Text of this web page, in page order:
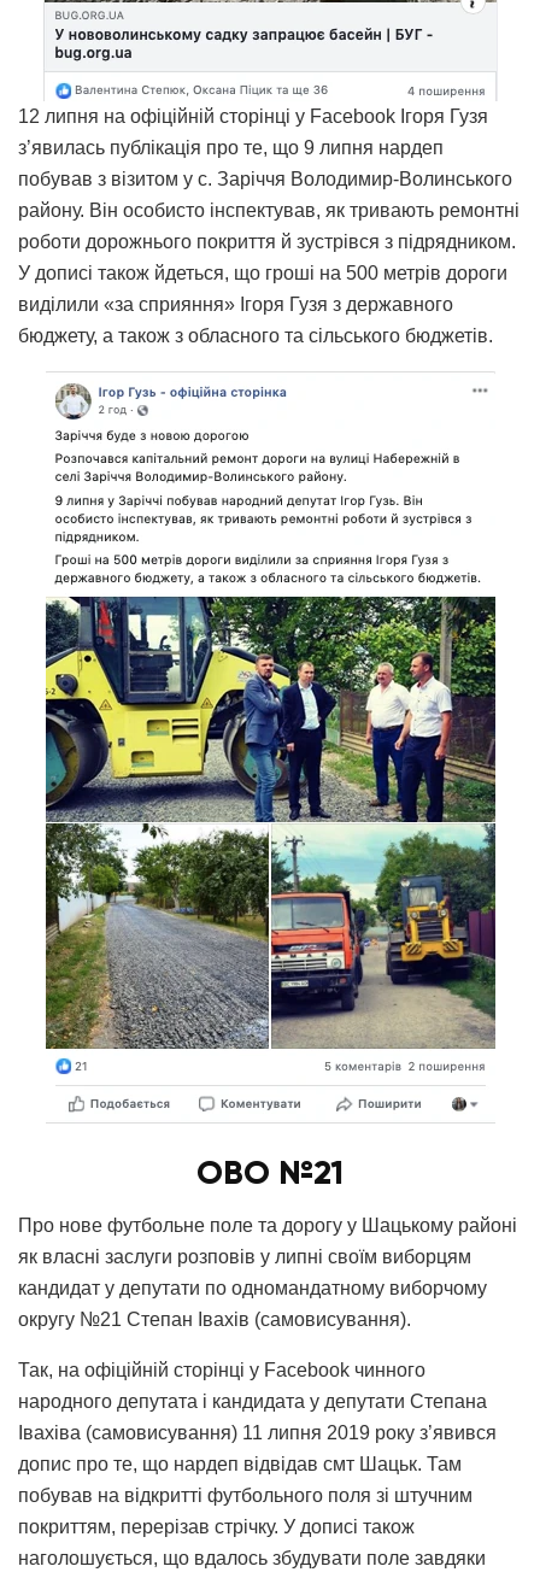
12 липня на офіційній сторінці у Facebook Ігоря Гузя
з’явилась публікація про те, що 9 липня нардеп
побував з візитом у с. Заріччя Володимир-Волинського
району. Він особисто інспектував, як тривають ремонтні
роботи дорожнього покриття й зустрівся з підрядником.
У дописі також йдеться, що гроші на 500 метрів дороги
виділили «за сприяння» Ігоря Гузя з державного
бюджету, а також з обласного та сільського бюджетів.
ОВО №21
Про нове футбольне поле та дорогу у Шацькому районі
як власні заслуги розповів у липні своїм виборцям
кандидат у депутати по одномандатному виборчому
округу №21 Степан Івахів (самовисування).
Так, на офіційній сторінці у Facebook чинного
народного депутата і кандидата у депутати Степана
Івахіва (самовисування) 11 липня 2019 року з’явився
допис про те, що нардеп відвідав смт Шацьк. Там
побував на відкритті футбольного поля зі штучним
покриттям, перерізав стрічку. У дописі також
наголошується, що вдалось збудувати поле завдяки